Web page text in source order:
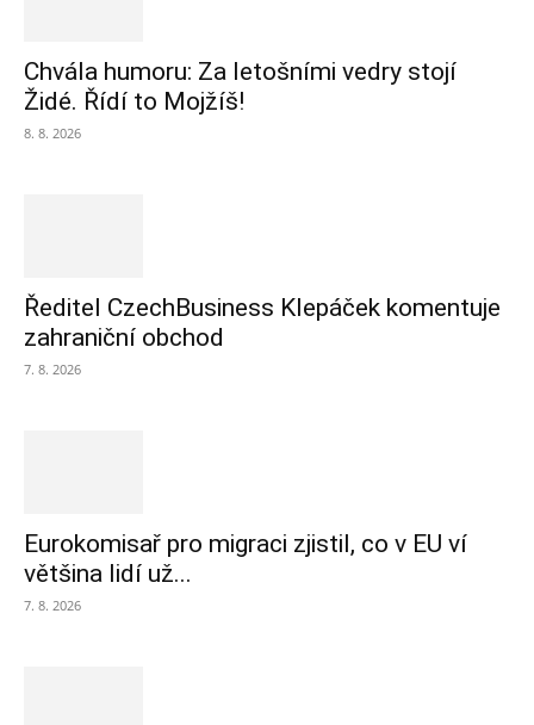
Chvála humoru: Za letošními vedry stojí
Židé. Řídí to Mojžíš!
8. 8. 2026
Ředitel CzechBusiness Klepáček komentuje
zahraniční obchod
7. 8. 2026
Eurokomisař pro migraci zjistil, co v EU ví
většina lidí už...
7. 8. 2026